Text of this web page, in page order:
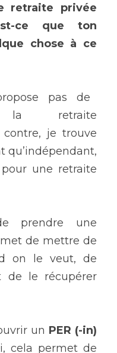
retraite privée
ce que ton
chose à ce
pas de
la retraite
contre, je trouve
qu’indépendant,
une retraite
de mettre de
on le veut, de
de le récupérer
un
cela permet de